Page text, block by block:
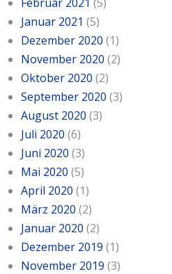
Januar 2021 (5)
Dezember 2020 (1)
November 2020 (2)
Oktober 2020 (2)
September 2020 (3)
August 2020 (3)
Juli 2020 (6)
Juni 2020 (3)
Mai 2020 (5)
April 2020 (1)
März 2020 (2)
Januar 2020 (2)
Dezember 2019 (1)
November 2019 (3)